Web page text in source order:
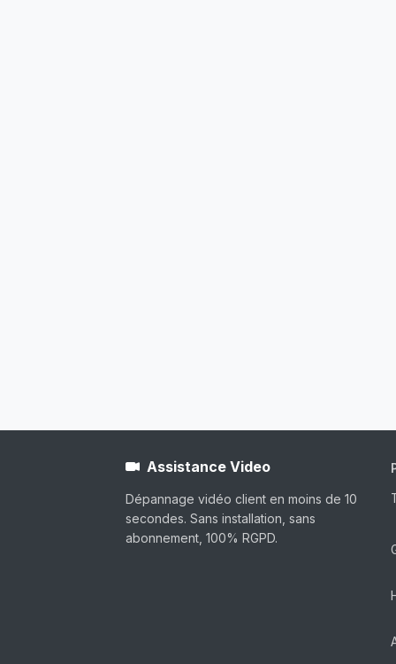
Assistance Video
Dépannage vidéo client en moins de 10
secondes. Sans installation, sans
abonnement, 100% RGPD.